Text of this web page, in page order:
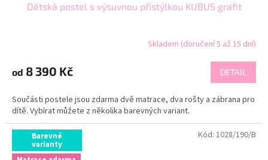
Dětská postel s výsuvnou přistýlkou KUBUS grafit
Skladem (doručení 5 až 15 dní)
od 8 390 Kč DETAIL
Součásti postele jsou zdarma dvě matrace, dva rošty a zábrana pro
dítě. Vybírat můžete z několika barevných variant.
Barevné
varianty
Kód: 1028/190/B